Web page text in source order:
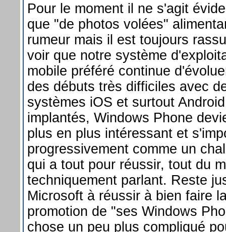
Pour le moment il ne s'agit
que "de photos volées"
rumeur mais il est toujours
voir que notre système
mobile préféré continue
des débuts très difficiles avec
systèmes iOS et surtout
implantés, Windows Phone
plus en plus intéressant et
progressivement comme un
qui a tout pour réussir, tout du
techniquement parlant. Reste
Microsoft à réussir à bien faire
promotion de "ses Windows
chose un peu plus compliqué